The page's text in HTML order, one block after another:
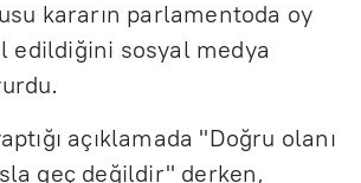
kararın parlamentoda oy
edildiğini sosyal medya
açıklamada "Doğru olanı
geç değildir" derken,